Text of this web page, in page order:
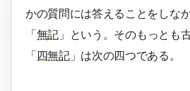
かの質問には答えることをしな
「 無記 」という。そのもっとも
「 四無記」は次の四つである。